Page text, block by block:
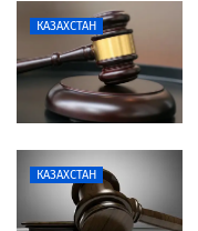
КАЗАХСТАН
КАЗАХСТАН